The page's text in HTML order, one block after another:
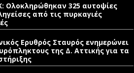
Ολοκληρώθηκαν 325 αυτοψίες
από τις πυρκαγιές
Ερυθρός Σταυρός ενημερώνει
της Δ. Αττικής για τα